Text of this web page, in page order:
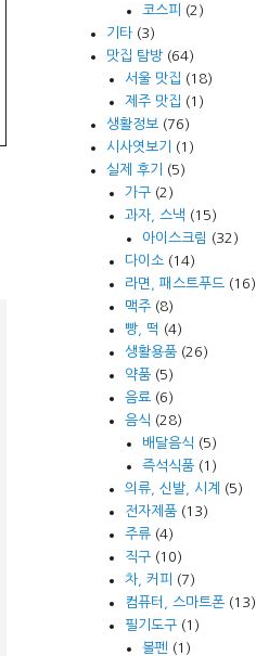
코스피
(2)
기타 (3)
맛집 탐방 (64)
서울 맛집 (18)
제주 맛집 (1)
생활정보 (76)
시사엿보기
(1)
실제 후기
(5)
가구(2)
과자, 스낵 (15)
아이스크림 (32)
다이소(14)
라면, 패스트푸드(16)
맥주(8)
빵, 떡 (4)
생활용품(26)
약품(5)
음료(6)
음식 (28)
배달음식 (5)
즉석식품(1)
의류, 신발, 시계
(5)
전자제품(13)
주류(4)
직구(10)
차, 커피
(7)
컴퓨터, 스마트폰(13)
필기도구(1)
볼펜 (1)